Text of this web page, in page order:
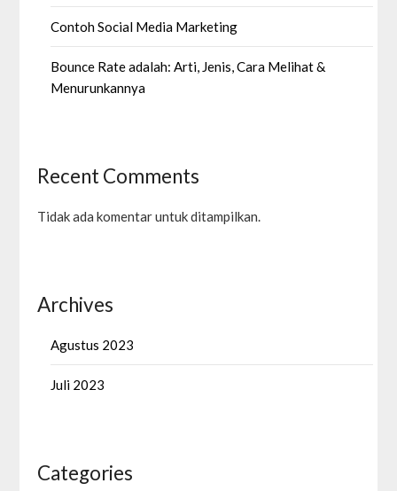
Contoh Social Media Marketing
Bounce Rate adalah: Arti, Jenis, Cara Melihat &
Menurunkannya
Recent Comments
Tidak ada komentar untuk ditampilkan.
Archives
Agustus 2023
Juli 2023
Categories